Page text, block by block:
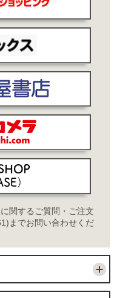
関するご質問・ご注文
までお問い合わせくだ